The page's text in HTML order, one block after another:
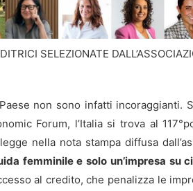
SELEZIONATE
non sono infatti incoraggianti.
Forum, l’Italia si trova al
nella nota stampa diffusa
femminile e solo un’impresa su
al credito, che penalizza le